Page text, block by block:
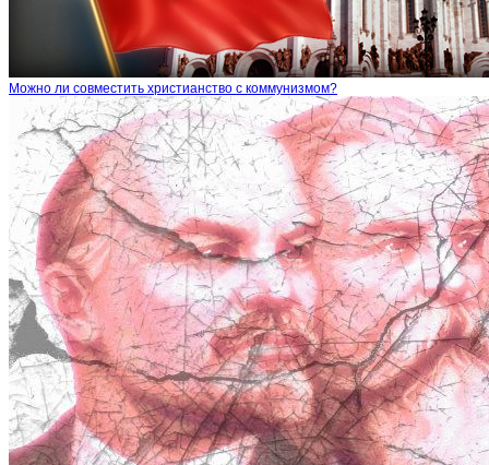
Можно ли совместить христианство с коммунизмом?